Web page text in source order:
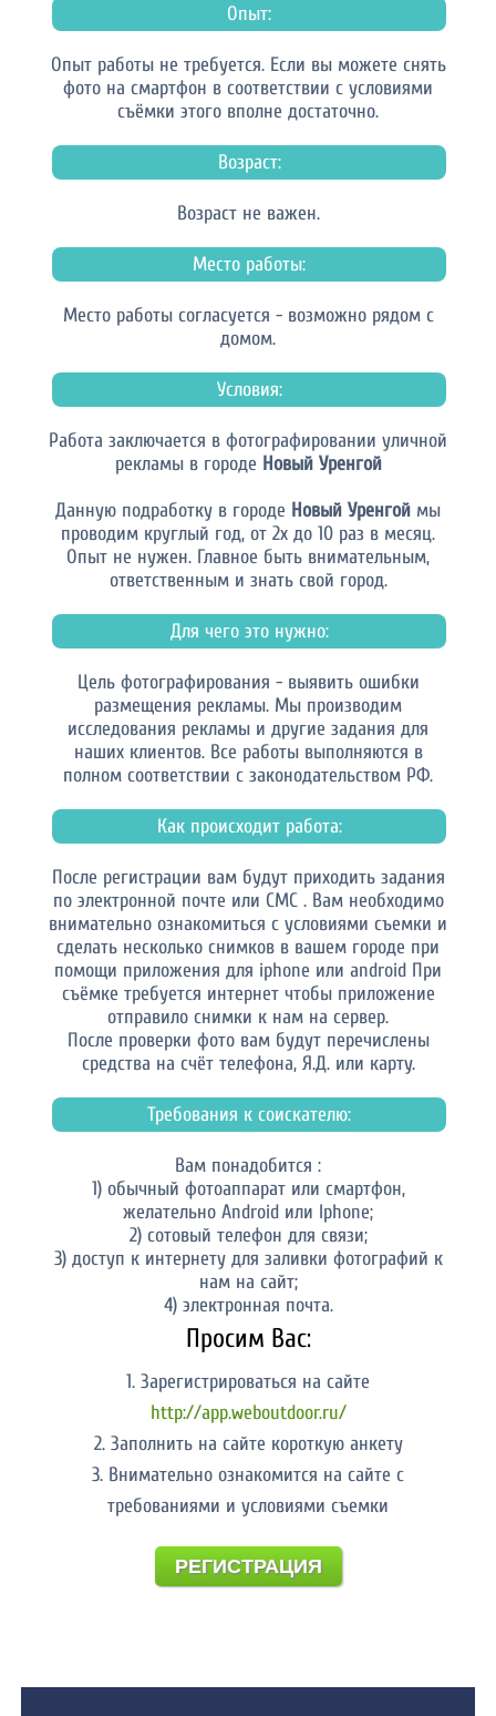
Опыт:
Опыт работы не требуется. Если вы можете снять
фото на смартфон в соответствии с условиями
съёмки этого вполне достаточно.
Возраст:
Возраст не важен.
Место работы:
Место работы согласуется - возможно рядом с
домом.
Условия:
Работа заключается в фотографировании уличной
рекламы в городе Новый Уренгой
Данную подработку в городе Новый Уренгой мы
проводим круглый год, от 2х до 10 раз в месяц.
Опыт не нужен. Главное быть внимательным,
ответственным и знать свой город.
Для чего это нужно:
Цель фотографирования - выявить ошибки
размещения рекламы. Мы производим
исследования рекламы и другие задания для
наших клиентов. Все работы выполняются в
полном соответствии с законодательством РФ.
Как происходит работа:
После регистрации вам будут приходить задания
по электронной почте или СМС . Вам необходимо
внимательно ознакомиться с условиями съемки и
сделать несколько снимков в вашем городе при
помощи приложения для iphone или android При
съёмке требуется интернет чтобы приложение
отправило снимки к нам на сервер.
После проверки фото вам будут перечислены
средства на счёт телефона, Я.Д. или карту.
Требования к соискателю:
Вам понадобится :
1) обычный фотоаппарат или смартфон,
желательно Android или Iphone;
2) сотовый телефон для связи;
3) доступ к интернету для заливки фотографий к
нам на сайт;
4) электронная почта.
Просим Вас:
1. Зарегистрироваться на сайте
http://app.weboutdoor.ru/
2. Заполнить на сайте короткую анкету
3. Внимательно ознакомится на сайте с
требованиями и условиями съемки
РЕГИСТРАЦИЯ